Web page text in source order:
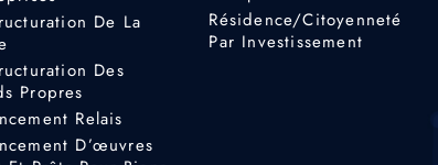
De La
Des
Propres
Relais
D’œuvres
Résidence/citoyenneté
Par Investissement